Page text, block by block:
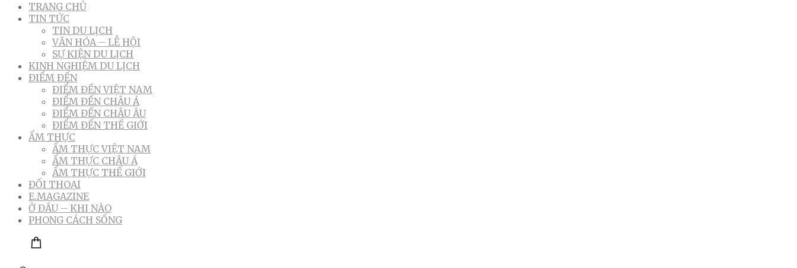
TRANG CHỦ
TIN TỨC
TIN DU LỊCH
VĂN HÓA – LỄ HỘI
SỰ KIỆN DU LỊCH
KINH NGHIỆM DU LỊCH
ĐIỂM ĐẾN
ĐIỂM ĐẾN VIỆT NAM
ĐIỂM ĐẾN CHÂU Á
ĐIỂM ĐẾN CHÂU ÂU
ĐIỂM ĐẾN THẾ GIỚI
ẨM THỰC
ẨM THỰC VIỆT NAM
ẨM THỰC CHÂU Á
ẨM THỰC THẾ GIỚI
ĐỐI THOẠI
E.MAGAZINE
Ở ĐÂU – KHI NÀO
PHONG CÁCH SỐNG